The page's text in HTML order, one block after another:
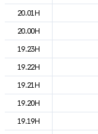
20.01H
20.00H
19.23H
19.22H
19.21H
19.20H
19.19H